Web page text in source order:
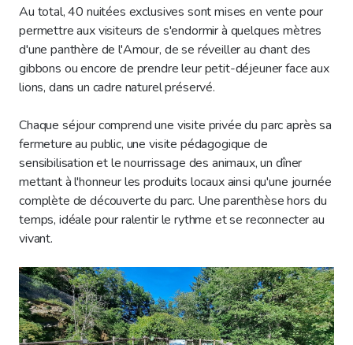
Au total, 40 nuitées exclusives sont mises en vente pour
permettre aux visiteurs de s'endormir à quelques mètres
d'une panthère de l'Amour, de se réveiller au chant des
gibbons ou encore de prendre leur petit-déjeuner face aux
lions, dans un cadre naturel préservé.
Chaque séjour comprend une visite privée du parc après sa
fermeture au public, une visite pédagogique de
sensibilisation et le nourrissage des animaux, un dîner
mettant à l'honneur les produits locaux ainsi qu'une journée
complète de découverte du parc. Une parenthèse hors du
temps, idéale pour ralentir le rythme et se reconnecter au
vivant.